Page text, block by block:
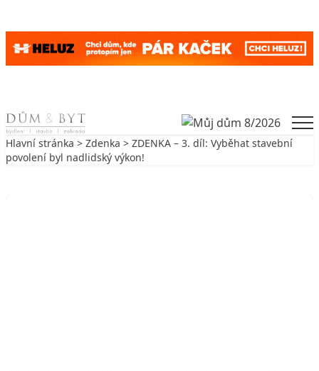
Skip to content
Hlavní stránka > Zdenka > ZDENKA – 3. díl: Vyběhat stavební
povolení byl nadlidský výkon!